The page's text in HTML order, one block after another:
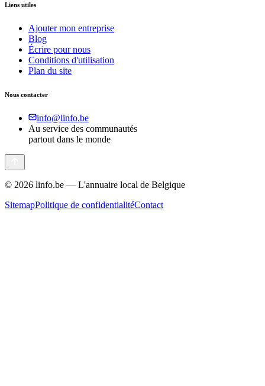
Liens utiles
Ajouter mon entreprise
Blog
Écrire pour nous
Conditions d'utilisation
Plan du site
Nous contacter
info@linfo.be
Au service des communautés
partout dans le monde
© 2026 linfo.be — L'annuaire local de Belgique
SitemapPolitique de confidentialitéContact